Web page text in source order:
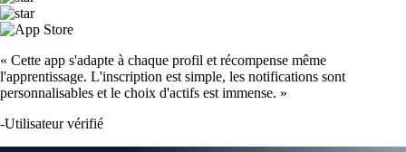
« Cette app s'adapte à chaque profil et récompense même
l'apprentissage. L'inscription est simple, les notifications sont
personnalisables et le choix d'actifs est immense. »
-Utilisateur vérifié